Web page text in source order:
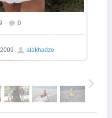
669x1000
0
alakhadze